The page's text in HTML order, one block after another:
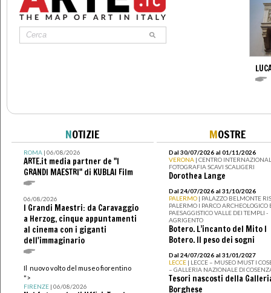
NOTIZIE
ROMA| 06/08/2026
ARTE.it media partner de "I
GRANDI MAESTRI" di KUBLAI Film
06/08/2026
I Grandi Maestri: da Caravaggio
a Herzog, cinque appuntamenti
al cinema con i giganti
dell'immaginario
Il nuovo volto del museo fiorentino
">
FIRENZE| 06/08/2026
MOSTRE
Dal 30/07/2026 al 01/11/2026
VERONA | CENTRO
FOTOGRAFIA SCAVI SCALIGERI
Dorothea Lange
Dal 24/07/2026 al 31/10/2026
PALERMO | PALAZZO BELMONTE
PALERMO I PARCO ARCHEOLOGICO
PAESAGGISTICO VALLE DEI TEMPLI -
AGRIGENTO
Botero. L’incanto del Mito I
Botero. Il peso dei sogni
Dal 24/07/2026 al 31/01/2027
LECCE | LECCE – MUSEO MUST I
– GALLERIA NAZIONALE DI
Tesori nascosti della
Borghese